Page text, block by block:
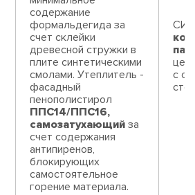
содержание
формальдегида за
счет склейки
древесной стружки в
плите синтетическими
смолами. Утеплитель -
фасадный
пенополистирол
ППС14/ППС16,
самозатухающий за
счет содержания
антипиренов,
блокирующих
самостоятельное
горение материала.
с